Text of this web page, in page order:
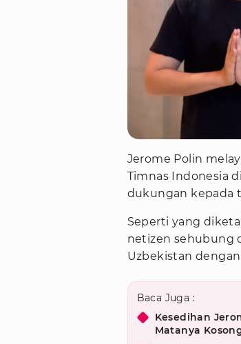
Jerome Polin
Timnas Indonesia
dukungan kepada
Seperti yang
netizen sehubung
Uzbekistan
Baca Juga :
Kesedihan
Matanya